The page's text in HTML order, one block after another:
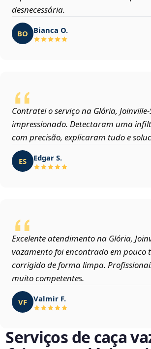
desnecessária.
BO Bianca O.
Contratei o serviço na Glória,
impressionado. Detectaram uma
com precisão, explicaram tudo e
ES Edgar S.
Excelente atendimento na Glória,
vazamento foi encontrado em pouco
corrigido de forma limpa.
muito competentes.
VF Valmir F.
Serviços de caça